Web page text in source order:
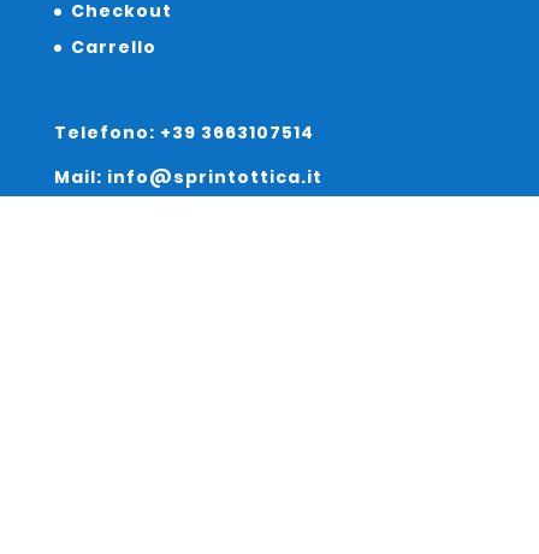
Checkout
Carrello
Telefono: +39 3663107514
Mail: info@sprintottica.it